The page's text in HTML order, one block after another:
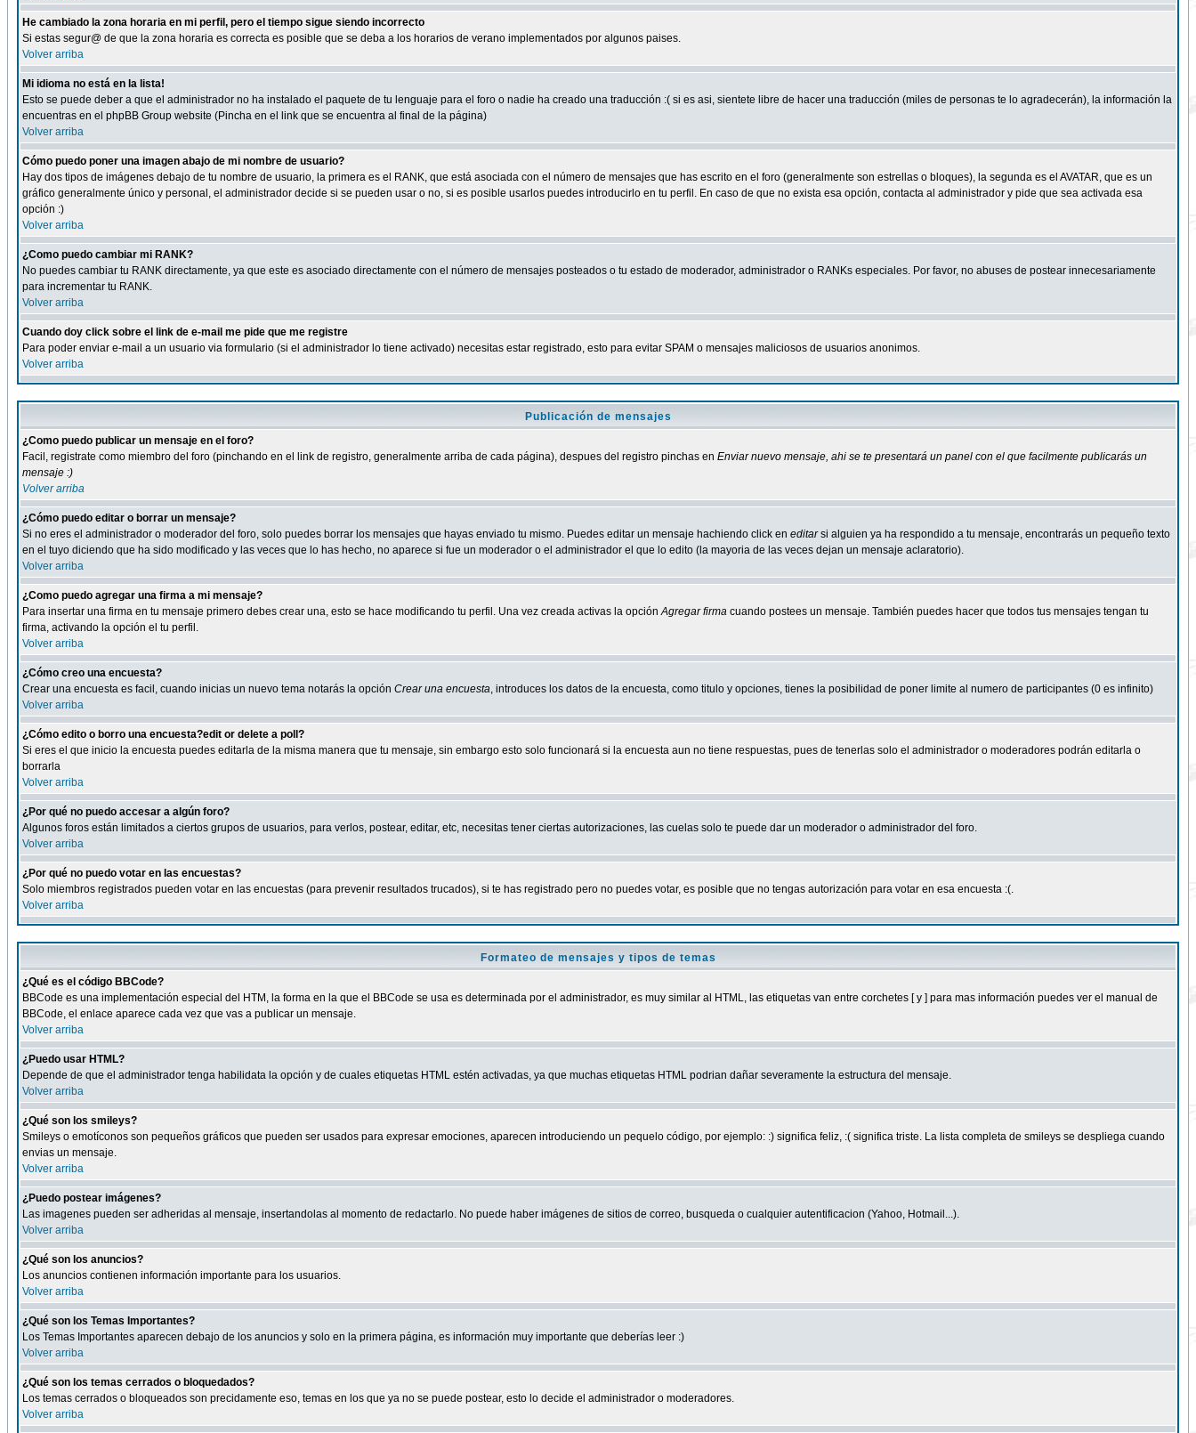
He cambiado la zona horaria en mi perfil, pero el tiempo sigue siendo incorrecto
Si estas segur@ de que la zona horaria es correcta es posible que se deba a los horarios de verano implementados por algunos paises.
Volver arriba
Mi idioma no está en la lista!
Esto se puede deber a que el administrador no ha instalado el paquete de tu lenguaje para el foro o nadie ha creado una traducción :( si es asi, sientete libre de hacer una traducción (miles de personas te lo agradecerán), la información la
encuentras en el phpBB Group website (Pincha en el link que se encuentra al final de la página)
Volver arriba
Cómo puedo poner una imagen abajo de mi nombre de usuario?
Hay dos tipos de imágenes debajo de tu nombre de usuario, la primera es el RANK, que está asociada con el número de mensajes que has escrito en el foro (generalmente son estrellas o bloques), la segunda es el AVATAR, que es un
gráfico generalmente único y personal, el administrador decide si se pueden usar o no, si es posible usarlos puedes introducirlo en tu perfil. En caso de que no exista esa opción, contacta al administrador y pide que sea activada esa
opción :)
Volver arriba
¿Como puedo cambiar mi RANK?
No puedes cambiar tu RANK directamente, ya que este es asociado directamente con el número de mensajes posteados o tu estado de moderador, administrador o RANKs especiales. Por favor, no abuses de postear innecesariamente
para incrementar tu RANK.
Volver arriba
Cuando doy click sobre el link de e-mail me pide que me registre
Para poder enviar e-mail a un usuario via formulario (si el administrador lo tiene activado) necesitas estar registrado, esto para evitar SPAM o mensajes maliciosos de usuarios anonimos.
Volver arriba
Publicación de mensajes
¿Como puedo publicar un mensaje en el foro?
Facil, registrate como miembro del foro (pinchando en el link de registro, generalmente arriba de cada página), despues del registro pinchas en Enviar nuevo mensaje, ahi se te presentará un panel con el que facilmente publicarás un
mensaje :)
Volver arriba
¿Cómo puedo editar o borrar un mensaje?
Si no eres el administrador o moderador del foro, solo puedes borrar los mensajes que hayas enviado tu mismo. Puedes editar un mensaje hachiendo click en editarsi alguien ya ha respondido a tu mensaje, encontrarás un pequeño texto
en el tuyo diciendo que ha sido modificado y las veces que lo has hecho, no aparece si fue un moderador o el administrador el que lo edito (la mayoria de las veces dejan un mensaje aclaratorio).
Volver arriba
¿Como puedo agregar una firma a mi mensaje?
Para insertar una firma en tu mensaje primero debes crear una, esto se hace modificando tu perfil. Una vez creada activas la opciónAgregar firma cuando postees un mensaje. También puedes hacer que todos tus mensajes tengan tu
firma, activando la opción el tu perfil.
Volver arriba
¿Cómo creo una encuesta?
Crear una encuesta es facil, cuando inicias un nuevo tema notarás la opción Crear una encuesta, introduces los datos de la encuesta, como titulo y opciones, tienes la posibilidad de poner limite al numero de participantes (0 es infinito)
Volver arriba
¿Cómo edito o borro una encuesta?edit or delete a poll?
Si eres el que inicio la encuesta puedes editarla de la misma manera que tu mensaje, sin embargo esto solo funcionará si la encuesta aun no tiene respuestas, pues de tenerlas solo el administrador o moderadores podrán editarla o
borrarla
Volver arriba
¿Por qué no puedo accesar a algún foro?
Algunos foros están limitados a ciertos grupos de usuarios, para verlos, postear, editar, etc, necesitas tener ciertas autorizaciones, las cuelas solo te puede dar un moderador o administrador del foro.
Volver arriba
¿Por qué no puedo votar en las encuestas?
Solo miembros registrados pueden votar en las encuestas (para prevenir resultados trucados), si te has registrado pero no puedes votar, es posible que no tengas autorización para votar en esa encuesta :(.
Volver arriba
Formateo de mensajes y tipos de temas
¿Qué es el código BBCode?
BBCode es una implementación especial del HTM, la forma en la que el BBCode se usa es determinada por el administrador, es muy similar al HTML, las etiquetas van entre corchetes [ y ] para mas información puedes ver el manual de
BBCode, el enlace aparece cada vez que vas a publicar un mensaje.
Volver arriba
¿Puedo usar HTML?
Depende de que el administrador tenga habilidata la opción y de cuales etiquetas HTML estén activadas, ya que muchas etiquetas HTML podrian dañar severamente la estructura del mensaje.
Volver arriba
¿Qué son los smileys?
Smileys o emotíconos son pequeños gráficos que pueden ser usados para expresar emociones, aparecen introduciendo un pequelo código, por ejemplo: :) significa feliz, :( significa triste. La lista completa de smileys se despliega cuando
envias un mensaje.
Volver arriba
¿Puedo postear imágenes?
Las imagenes pueden ser adheridas al mensaje, insertandolas al momento de redactarlo. No puede haber imágenes de sitios de correo, busqueda o cualquier autentificacion (Yahoo, Hotmail...).
Volver arriba
¿Qué son los anuncios?
Los anuncios contienen información importante para los usuarios.
Volver arriba
¿Qué son los Temas Importantes?
Los Temas Importantes aparecen debajo de los anuncios y solo en la primera página, es información muy importante que deberías leer :)
Volver arriba
¿Qué son los temas cerrados o bloquedados?
Los temas cerrados o bloqueados son precidamente eso, temas en los que ya no se puede postear, esto lo decide el administrador o moderadores.
Volver arriba